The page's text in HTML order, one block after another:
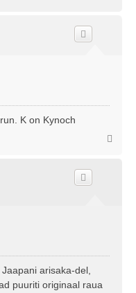
K on Kynoch
arisaka-del,
puuriti originaal raua